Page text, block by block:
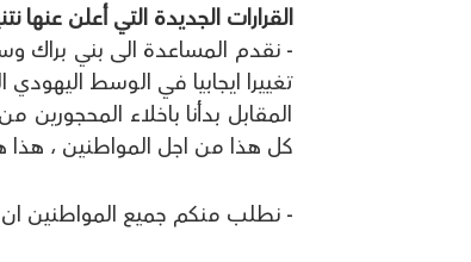
القرارات الجديدة التي أعلن عنها
- نقدم المساعدة الى بني براك
تغييرا ايجابيا في الوسط
المقابل بدأنا باخلاء
كل هذا من اجل المواطنين ، هذا
- نطلب منكم جميع المواطنين